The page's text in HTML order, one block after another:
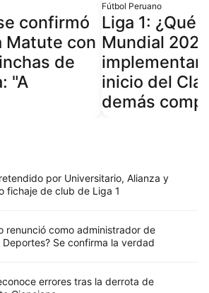
confirmó
Matute con
de
"A
Fútbol Peruano
Liga 1: ¿Qué
Mundial
inicio del
demás
por Universitario, Alianza y
fichaje de club de Liga 1
renunció como administrador de
Se confirma la verdad
errores tras la derrota de